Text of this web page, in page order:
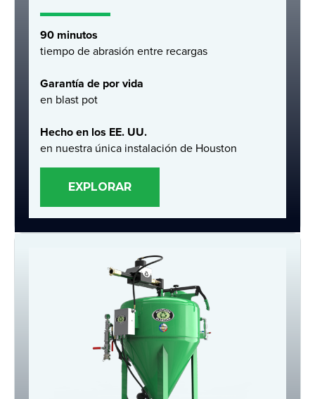
90 minutos
tiempo de abrasión entre recargas
Garantía de por vida
en blast pot
Hecho en los EE. UU.
en nuestra única instalación de Houston
EXPLORAR